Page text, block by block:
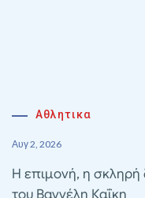
Αθλητικα
Αυγ 2, 2026
Η επιμονή, η σκληρή
του Βαγγέλη Καΐκη